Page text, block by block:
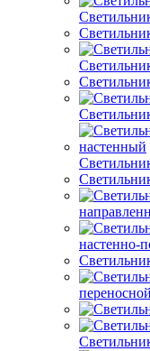
настенно-
переносной